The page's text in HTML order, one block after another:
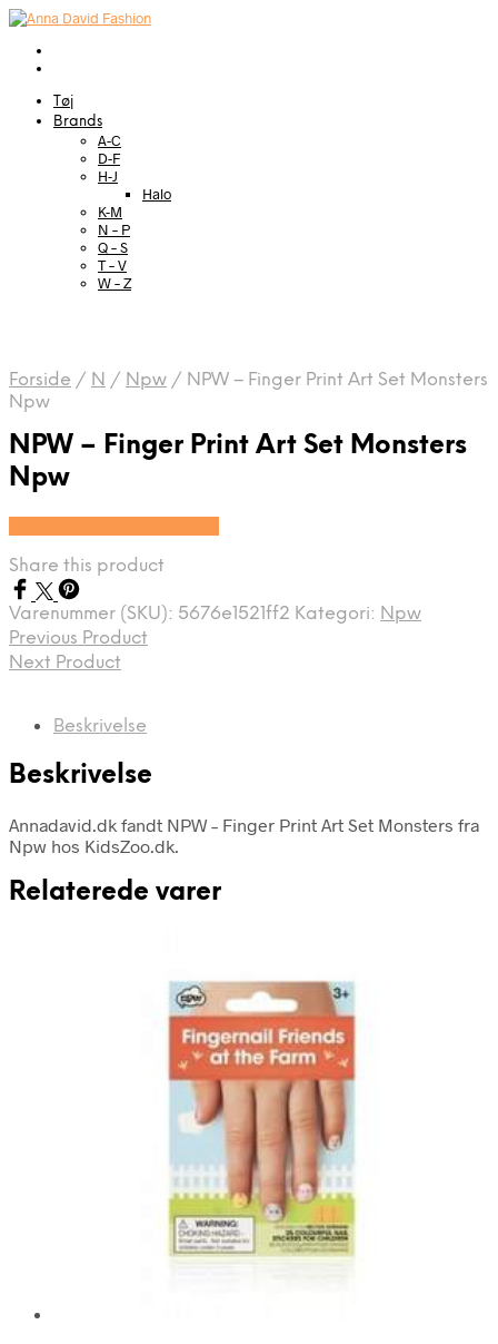
Tøj
Brands
A-C
D-F
H-J
Halo
K-M
N – P
Q – S
T – V
W – Z
Forside / N / Npw / NPW – Finger Print Art Set Monsters
Npw
NPW – Finger Print Art Set Monsters
Npw
Share this product
Varenummer (SKU): 5676e1521ff2 Kategori: Npw
Previous Product
Next Product
Beskrivelse
Beskrivelse
Annadavid.dk fandt NPW – Finger Print Art Set Monsters fra
Npw hos KidsZoo.dk.
Relaterede varer